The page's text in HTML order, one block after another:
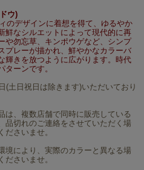
ウ)
のデザインに着想を得て、ゆるやか
鮮なシルエットによって現代的に再
や勿忘草、キンポウゲなど、シンプ
プレーが描かれ、鮮やかなカラーバ
輝きを放つように広がります。時代
ーンです。
(土日祝日は除きます)いただいており
は、複数店舗で同時に販売している
品切れのご連絡をさせていただく場
さいませ。
境により、実際のカラーと異なる場
さいませ。